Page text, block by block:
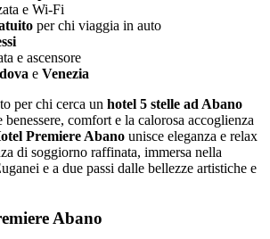
e Wi-Fi
per chi viaggia in auto
e ascensore
e Venezia
per chi cerca un hotel 5 stelle ad Abano
comfort e la calorosa accoglienza
Premiere Abano unisce eleganza e relax
di soggiorno raffinata, immersa nella
e a due passi dalle bellezze artistiche e
Abano